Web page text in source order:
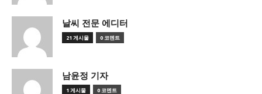
날씨 전문 에디터
21 게시물 0 코멘트
남윤정 기자
1 게시물 0 코멘트